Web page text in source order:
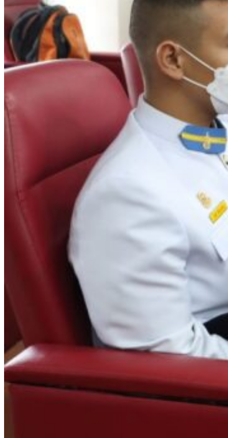
E-Learning
การเรียนการสอนทางไกล
LMS บทเรียนออนไลน์
สิ่งอำนวยความสะดวก
การบริการ
ห้องสมุดและคลังข้อมูล
รายงานการประเมินสถานศึกษา
แผนปฏิบัติการปีงบประมาณ 2568
เผยแพร่ผลงานทางวิชาการ
หมายเลขโทรศัพท์ภายใน
ปฎิทินโรงเรียน
ระบบแจ้งเรื่องร้องเรียน